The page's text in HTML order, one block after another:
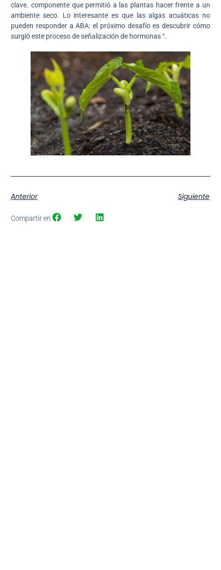
clave. componente que permitió a las plantas hacer frente a un
ambiente seco. Lo interesante es que las algas acuáticas no
pueden responder a ABA: el próximo desafío es descubrir cómo
surgió este proceso de señalización de hormonas “.
Anterior Siguiente
Compartir en